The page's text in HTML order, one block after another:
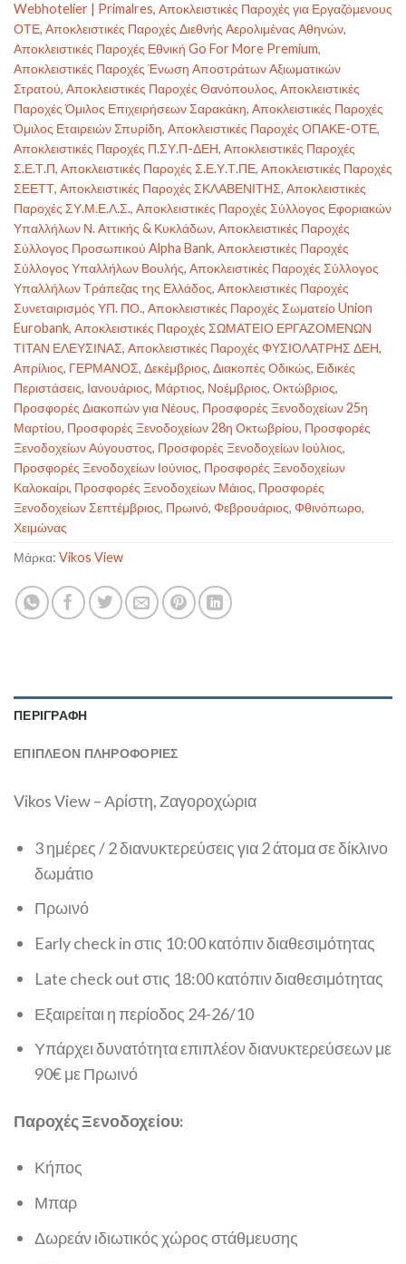
Webhotelier | Primalres, Αποκλειστικές Παροχές για Εργαζόμενους
ΟΤΕ, Αποκλειστικές Παροχές Διεθνής Αερολιμένας Αθηνών,
Αποκλειστικές Παροχές Εθνική Go For More Premium,
Αποκλειστικές Παροχές Ένωση Αποστράτων Αξιωματικών
Στρατού, Αποκλειστικές Παροχές Θανόπουλος, Αποκλειστικές
Παροχές Όμιλος Επιχειρήσεων Σαρακάκη, Αποκλειστικές Παροχές
Όμιλος Εταιρειών Σπυρίδη, Αποκλειστικές Παροχές ΟΠΑΚΕ-ΟΤΕ,
Αποκλειστικές Παροχές Π.ΣΥ.Π-ΔΕΗ, Αποκλειστικές Παροχές
Σ.Ε.Τ.Π, Αποκλειστικές Παροχές Σ.Ε.Υ.Τ.ΠΕ, Αποκλειστικές Παροχές
ΣΕΕΤΤ, Αποκλειστικές Παροχές ΣΚΛΑΒΕΝΙΤΗΣ, Αποκλειστικές
Παροχές ΣΥ.Μ.Ε.Λ.Σ., Αποκλειστικές Παροχές Σύλλογος Εφοριακών
Υπαλλήλων Ν. Αττικής & Κυκλάδων, Αποκλειστικές Παροχές
Σύλλογος Προσωπικού Alpha Bank, Αποκλειστικές Παροχές
Σύλλογος Υπαλλήλων Βουλής, Αποκλειστικές Παροχές Σύλλογος
Υπαλλήλων Τράπεζας της Ελλάδος, Αποκλειστικές Παροχές
Συνεταιρισμός ΥΠ. ΠΟ., Αποκλειστικές Παροχές Σωματείο Union
Eurobank, Αποκλειστικές Παροχές ΣΩΜΑΤΕΙΟ ΕΡΓΑΖΟΜΕΝΩΝ
ΤΙΤΑΝ ΕΛΕΥΣΙΝΑΣ, Αποκλειστικές Παροχές ΦΥΣΙΟΛΑΤΡΗΣ ΔΕΗ,
Απρίλιος, ΓΕΡΜΑΝΟΣ, Δεκέμβριος, Διακοπές Οδικώς, Ειδικές
Περιστάσεις, Ιανουάριος, Μάρτιος, Νοέμβριος, Οκτώβριος,
Προσφορές Διακοπών για Νέους, Προσφορές Ξενοδοχείων 25η
Μαρτίου, Προσφορές Ξενοδοχείων 28η Οκτωβρίου, Προσφορές
Ξενοδοχείων Αύγουστος, Προσφορές Ξενοδοχείων Ιούλιος,
Προσφορές Ξενοδοχείων Ιούνιος, Προσφορές Ξενοδοχείων
Καλοκαίρι, Προσφορές Ξενοδοχείων Μάιος, Προσφορές
Ξενοδοχείων Σεπτέμβριος, Πρωινό, Φεβρουάριος, Φθινόπωρο,
Χειμώνας
Μάρκα: Vikos View
ΠΕΡΙΓΡΑΦΉ
ΕΠΙΠΛΈΟΝ ΠΛΗΡΟΦΟΡΊΕΣ
Vikos View – Αρίστη, Ζαγοροχώρια
3 ημέρες / 2 διανυκτερεύσεις για 2 άτομα σε δίκλινο
δωμάτιο
Πρωινό
Early check in στις 10:00 κατόπιν διαθεσιμότητας
Late check out στις 18:00 κατόπιν διαθεσιμότητας
Εξαιρείται η περίοδος 24-26/10
Υπάρχει δυνατότητα επιπλέον διανυκτερεύσεων με
90€ με Πρωινό
Παροχές Ξενοδοχείου:
Κήπος
Μπαρ
Δωρεάν ιδιωτικός χώρος στάθμευσης